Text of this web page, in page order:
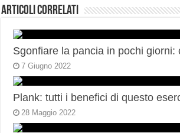
Articoli correlati
Sgonfiare la pancia in pochi giorni:
7 Giugno 2022
Plank: tutti i benefici di questo
28 Maggio 2022